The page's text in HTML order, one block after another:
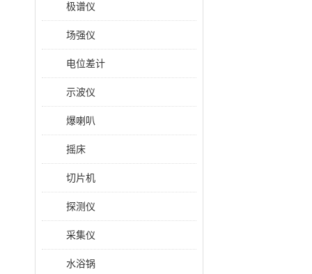
极谱仪
场强仪
电位差计
示波仪
爆喇叭
摇床
切片机
探测仪
采集仪
水浴锅